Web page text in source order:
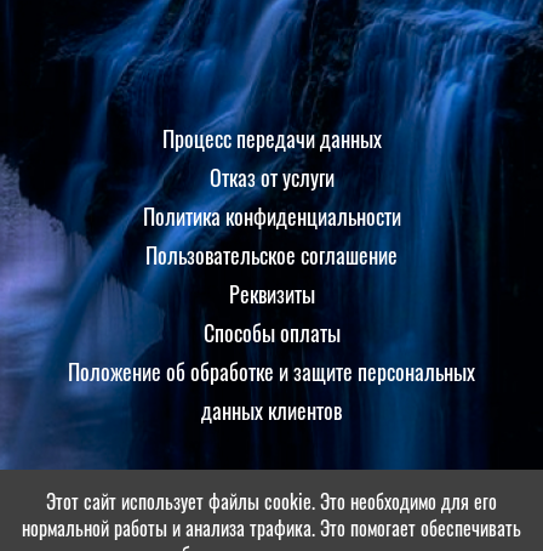
Процесс передачи данных
Отказ от услуги
Политика конфиденциальности
Пользовательское соглашение
Реквизиты
Способы оплаты
Положение об обработке и защите персональных
данных клиентов
Принимаем оплаты
Этот сайт использует файлы cookie. Это необходимо для его
нормальной работы и анализа трафика. Это помогает обеспечивать